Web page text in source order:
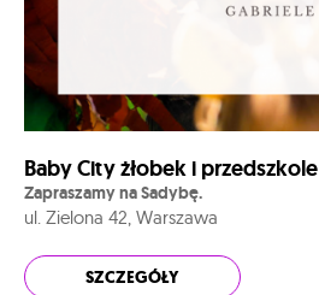
Baby City żłobek i przedszkole
Zapraszamy na Sadybę.
ul. Zielona 42, Warszawa
SZCZEGÓŁY